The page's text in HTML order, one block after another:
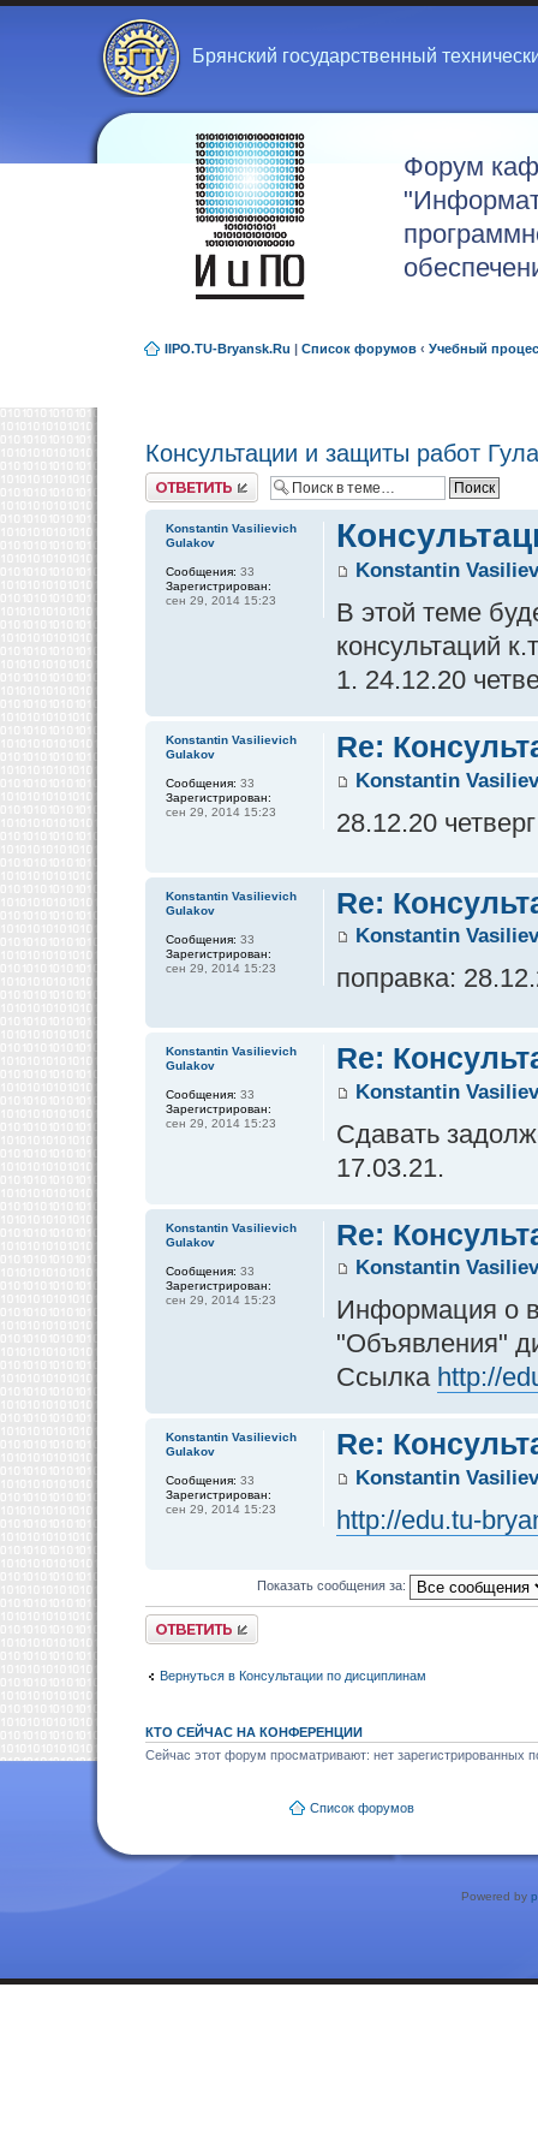
Брянский государственный
Форум
IIPO.TU-Bryansk.Ru | Список форумов ‹ Учебный
Консультации и защиты работ
Ответить
Konstantin
В этой теме
консультаций
1. 24.12.20
Konstantin Vasilievich
Gulakov
Сообщения: 33
Зарегистрирован:
сен 29, 2014 15:23
Re:
Konstantin
28.12.20
Konstantin Vasilievich
Gulakov
Сообщения: 33
Зарегистрирован:
сен 29, 2014 15:23
Re:
Konstantin
поправка:
Konstantin Vasilievich
Gulakov
Сообщения: 33
Зарегистрирован:
сен 29, 2014 15:23
Re:
Konstantin
Сдавать
17.03.21.
Konstantin Vasilievich
Gulakov
Сообщения: 33
Зарегистрирован:
сен 29, 2014 15:23
Re:
Konstantin
Информация о
"Объявления"
Ссылка http://
Konstantin Vasilievich
Gulakov
Сообщения: 33
Зарегистрирован:
сен 29, 2014 15:23
Re:
Konstantin
http://edu.tu-
Konstantin Vasilievich
Gulakov
Сообщения: 33
Зарегистрирован:
сен 29, 2014 15:23
Показать сообщения за:
Ответить
Вернуться в Консультации по дисциплинам
КТО СЕЙЧАС НА КОНФЕРЕНЦИИ
Сейчас этот форум просматривают: нет зарегистрированных
Список форумов
Powered by